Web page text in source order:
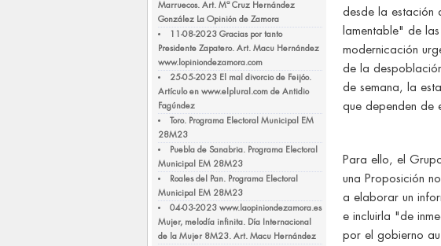
Marruecos. Art. Mª Cruz Hernández
González La Opinión de Zamora
11-08-2023 Gracias por tanto
Presidente Zapatero. Art. Macu Hernández
www.lopiniondezamora.com
25-05-2023 El mal divorcio de Feijóo.
Artículo en www.elplural.com de Antidio
Fagúndez
Toro. Programa Electoral Municipal EM
28M23
Puebla de Sanabria. Programa Electoral
Municipal EM 28M23
Roales del Pan. Programa Electoral
Municipal EM 28M23
04-03-2023 www.laopiniondezamora.es
Mujer, melodía infinita. Día Internacional
de la Mujer 8M23. Art. Macu Hernández
desde la estación
lamentable" de
modernicación
de la
de semana, la
que dependen de
Para ello, el
una Proposición
a elaborar un
e incluirla "de
por el gobierno